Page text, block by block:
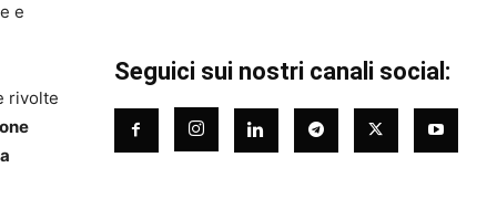
e
rivolte
Seguici sui nostri canali social: